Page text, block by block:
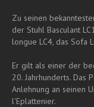
Zu seinen
der Stuhl Basculant
longue LC4, das Sofa
Er gilt als einer der
20. Jahrhunderts. Das
Anlehnung an seinen
l'Eplattenier.